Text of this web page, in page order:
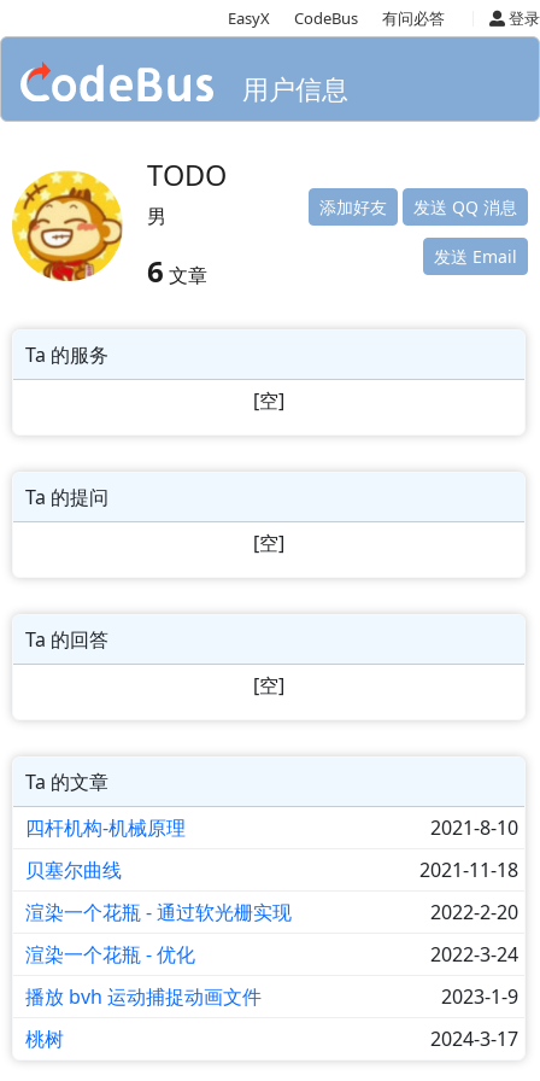
EasyX CodeBus 有问必答 登录
用户信息
TODO
男
6 文章
添加好友 发送 QQ 消息
发送 Email
Ta 的服务
[空]
Ta 的提问
[空]
Ta 的回答
[空]
Ta 的文章
四杆机构-机械原理
2021-8-10
贝塞尔曲线
2021-11-18
渲染一个花瓶 - 通过软光栅实现
2022-2-20
渲染一个花瓶 - 优化
2022-3-24
播放 bvh 运动捕捉动画文件
2023-1-9
桃树
2024-3-17